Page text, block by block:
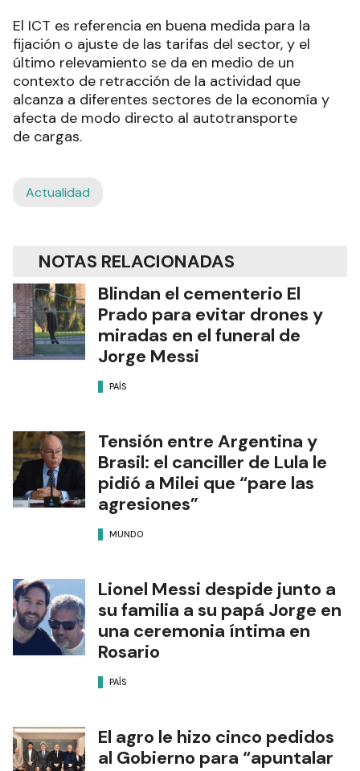
El ICT es referencia en buena medida para la
fijación o ajuste de las tarifas del sector, y el
último relevamiento se da en medio de un
contexto de retracción de la actividad que
alcanza a diferentes sectores de la economía y
afecta de modo directo al autotransporte
de cargas.
Actualidad
NOTAS RELACIONADAS
Blindan el cementerio El
Prado para evitar drones y
miradas en el funeral de
Jorge Messi
PAÍS
Tensión entre Argentina y
Brasil: el canciller de Lula le
pidió a Milei que “pare las
agresiones”
MUNDO
Lionel Messi despide junto a
su familia a su papá Jorge en
una ceremonia íntima en
Rosario
PAÍS
El agro le hizo cinco pedidos
al Gobierno para “apuntalar